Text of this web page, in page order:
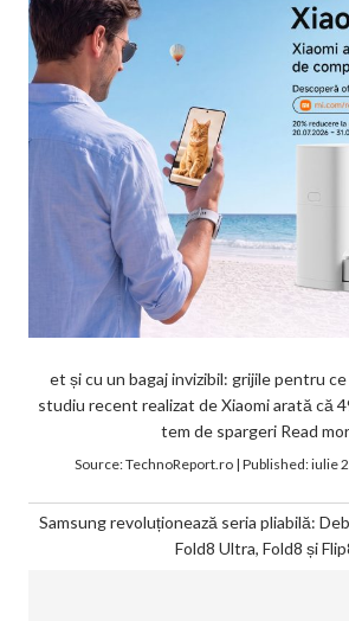
et și cu un bagaj invizibil: grijile pentru
studiu recent realizat de Xiaomi arată că
tem de spargeri Read
Source:TechnoReport.ro| Published:iulie
Samsung revoluționează seria pliabilă:
Fold8 Ultra, Fold8 și